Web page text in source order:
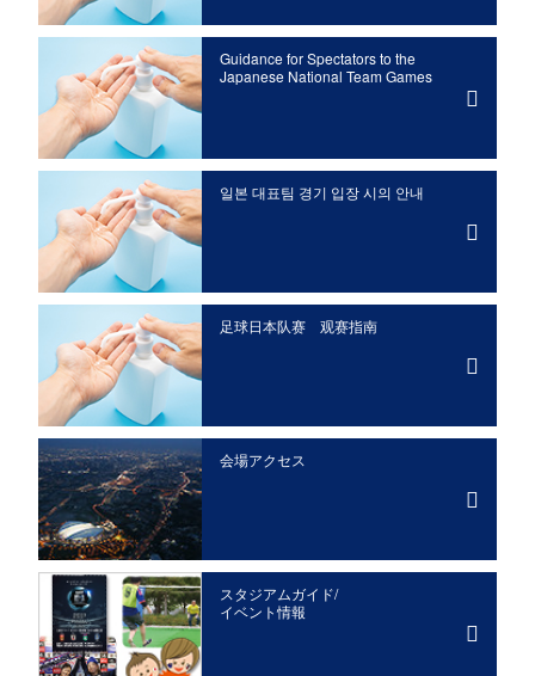
Guidance for Spectators to the
Japanese National Team Games
일본 대표팀 경기 입장 시의 안내
足球日本队赛 观赛指南
会場アクセス
スタジアムガイド/
イベント情報